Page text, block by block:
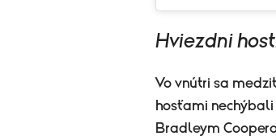
Hviezdni
Vo vnútri sa
hosťami
Bradleym